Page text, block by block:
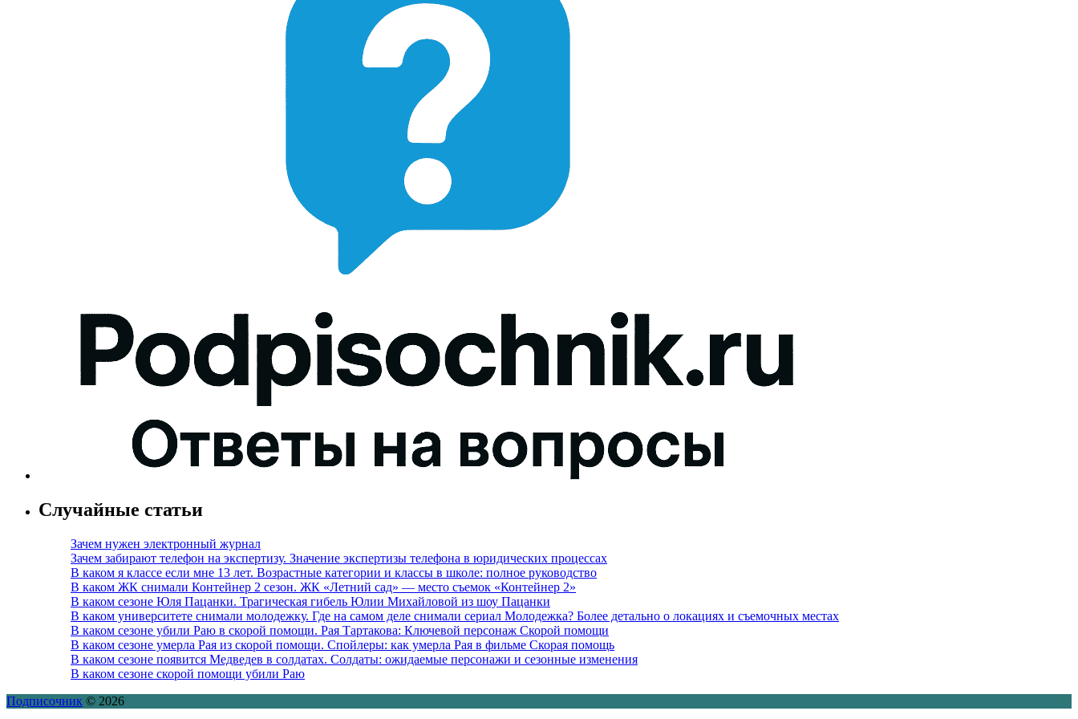
Случайные статьи
Зачем нужен электронный журнал
Зачем забирают телефон на экспертизу. Значение экспертизы телефона в юридических процессах
В каком я классе если мне 13 лет. Возрастные категории и классы в школе: полное руководство
В каком ЖК снимали Контейнер 2 сезон. ЖК «Летний сад» — место съемок «Контейнер 2»
В каком сезоне Юля Пацанки. Трагическая гибель Юлии Михайловой из шоу Пацанки
В каком университете снимали молодежку. Где на самом деле снимали сериал Молодежка? Более детально о локациях и съемочных местах
В каком сезоне убили Раю в скорой помощи. Рая Тартакова: Ключевой персонаж Скорой помощи
В каком сезоне умерла Рая из скорой помощи. Спойлеры: как умерла Рая в фильме Скорая помощь
В каком сезоне появится Медведев в солдатах. Солдаты: ожидаемые персонажи и сезонные изменения
В каком сезоне скорой помощи убили Раю
Подписочник © 2026